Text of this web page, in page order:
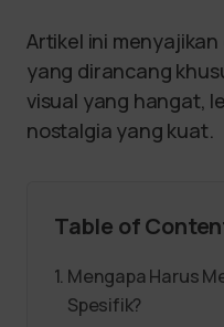
Artikel ini
yang dirancang
visual yang hangat,
nostalgia yang kuat.
Table of
Mengapa Harus
Spesifik?